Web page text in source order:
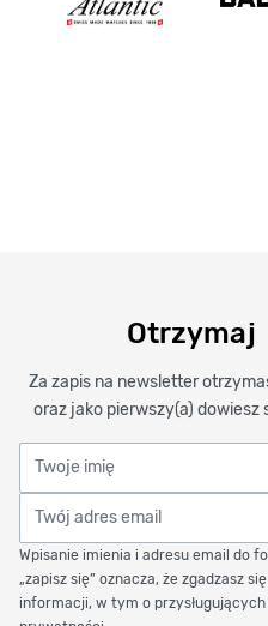
Otrzymaj
Za zapis na newsletter
oraz jako pierwszy(a)
Twoje imię
Twój adres email
Wpisanie imienia i adresu email do
„zapisz się” oznacza, że zgadzasz
informacji, w tym o